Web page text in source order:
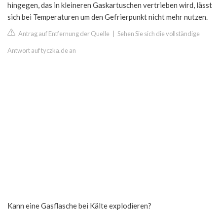
hingegen, das in kleineren Gaskartuschen vertrieben wird, lässt
sich bei Temperaturen um den Gefrierpunkt nicht mehr nutzen.
Antrag auf Entfernung der Quelle Sehen Sie sich die vollständige
Antwort auf tyczka.de an
Kann eine Gasflasche bei Kälte explodieren?